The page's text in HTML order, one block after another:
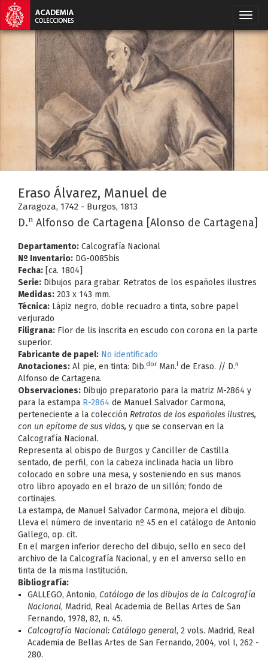
Eraso Álvarez, Manuel de
Zaragoza, 1742 - Burgos, 1813
D.n Alfonso de Cartagena [Alonso de Cartagena]
Departamento: Calcografía Nacional
Nº Inventario: DG-0085bis
Fecha: [ca. 1804]
Serie: Dibujos para grabar. Retratos de los españoles ilustres
Medidas: 203 x 143 mm.
Técnica: Lápiz negro, doble recuadro a tinta, sobre papel
verjurado
Filigrana: Flor de lis inscrita en escudo con corona en la parte
superior.
Fabricante de papel: No identificado
Anotaciones: Al pie, en tinta: Dib.dor Man.l de Eraso. // D.n
Alfonso de Cartagena.
Observaciones: Dibujo preparatorio para la matriz M-2864 y
para la estampa R-2864 de Manuel Salvador Carmona,
perteneciente a la colección Retratos de los españoles ilustres,
con un epítome de sus vidas, y que se conservan en la
Calcografía Nacional.
Representa al obispo de Burgos y Canciller de Castilla
sentado, de perfil, con la cabeza inclinada hacia un libro
colocado en sobre una mesa, y sosteniendo en sus manos
otro libro apoyado en el brazo de un sillón; fondo de
cortinajes.
La estampa, de Manuel Salvador Carmona, mejora el dibujo.
Lleva el número de inventario nº 45 en el catálogo de Antonio
Gallego, op. cit.
En el margen inferior derecho del dibujo, sello en seco del
archivo de la Calcografía Nacional, y en el anverso sello en
tinta de la misma Institución.
Bibliografía:
GALLEGO, Antonio, Catálogo de los dibujos de la Calcografía
Nacional, Madrid, Real Academia de Bellas Artes de San
Fernando, 1978, 82, n. 45.
Calcografía Nacional: Catálogo general, 2 vols. Madrid, Real
Academia de Bellas Artes de San Fernando, 2004, vol I, 262 -
280.